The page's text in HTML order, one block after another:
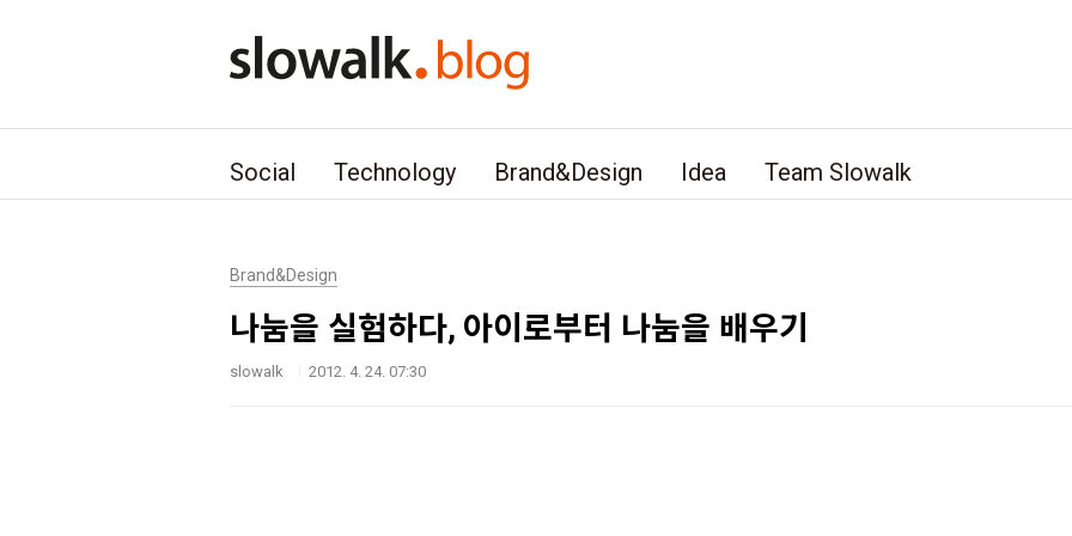
Social Technology Brand&Design Idea Team Slowalk
Brand&Design
나눔을 실험하다, 아이로부터 나눔을 배우기
slowalk 2012. 4. 24. 07:30